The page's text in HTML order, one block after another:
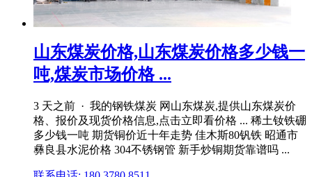
山东煤炭价格,山东煤炭价格多少钱一
吨,煤炭市场价格 ...
3 天之前 · 我的钢铁煤炭 网山东煤炭,提供山东煤炭价
格、报价及现货价格信息,点击立即看价格 ... 稀土钕铁硼
多少钱一吨 期货铜价近十年走势 佳木斯80钒铁 昭通市
彝良县水泥价格 304不锈钢管 新手炒铜期货靠谱吗 ...